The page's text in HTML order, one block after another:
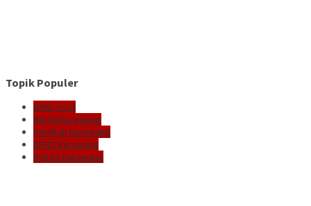
Topik Populer
delik.co.id
Berita Karawang
Pemkab Karawang
DPRD Karawang
Polres Karawang